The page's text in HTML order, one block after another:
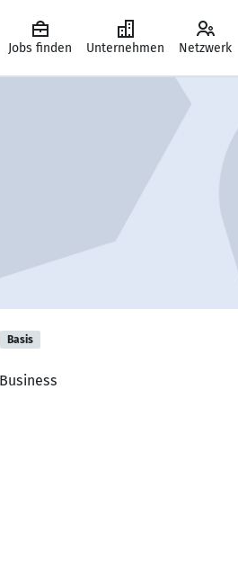
Jobs finden Unternehmen Netzwerk
Basis